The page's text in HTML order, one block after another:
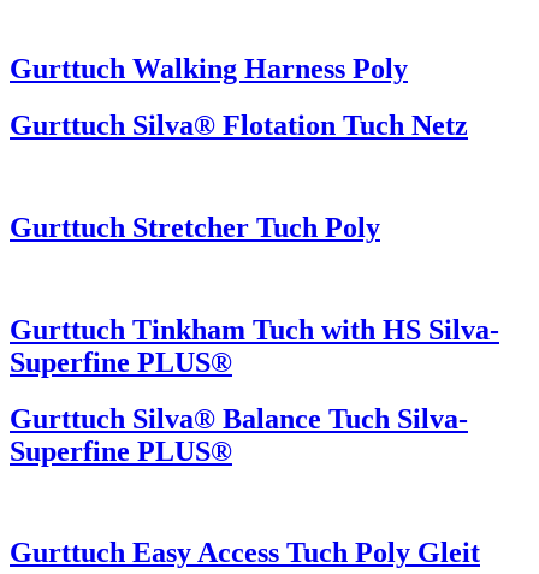
Gurttuch Walking Harness Poly
Gurttuch Silva® Flotation Tuch Netz
Gurttuch Stretcher Tuch Poly
Gurttuch Tinkham Tuch with HS Silva-
Superfine PLUS®
Gurttuch Silva® Balance Tuch Silva-
Superfine PLUS®
Gurttuch Easy Access Tuch Poly Gleit